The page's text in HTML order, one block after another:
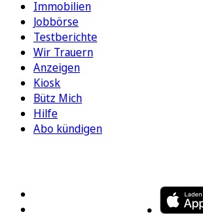
Immobilien
Jobbörse
Testberichte
Wir Trauern
Anzeigen
Kiosk
Bütz Mich
Hilfe
Abo kündigen